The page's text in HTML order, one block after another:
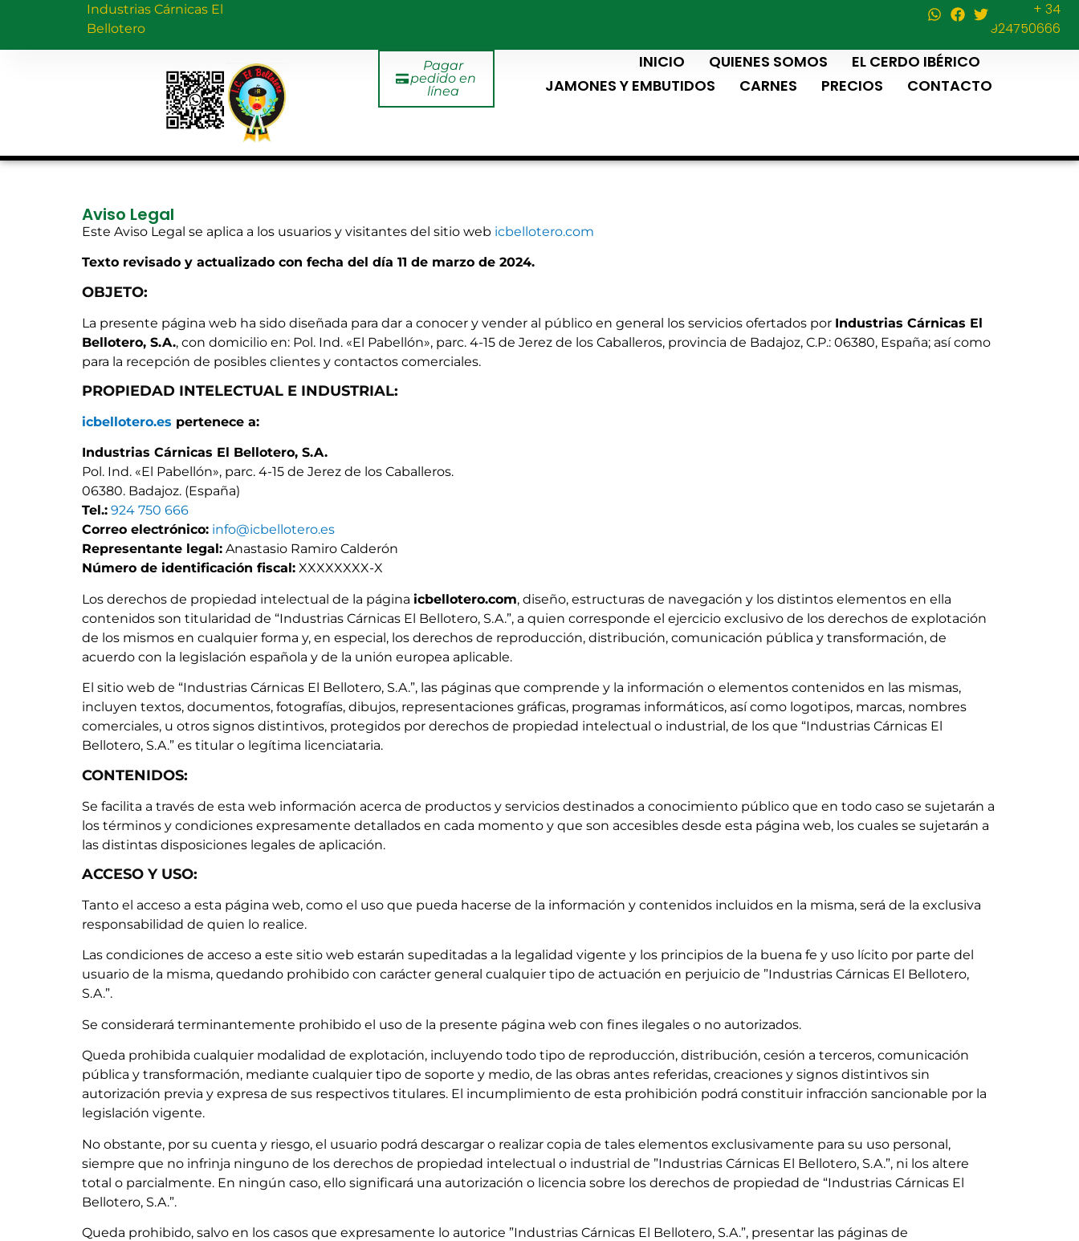
Industrias Cárnicas El
Bellotero
+ 34
924750666
Pagar
pedido en
línea
INICIO QUIENES SOMOS
EL CERDO IBÉRICO
JAMONES Y EMBUTIDOS
CARNES PRECIOS CONTACTO
Aviso Legal
Este Aviso Legal se aplica a los usuarios y visitantes del sitio web icbellotero.com
Texto revisado y actualizado con fecha del día 11 de marzo de 2024.
OBJETO:
La presente página web ha sido diseñada para dar a conocer y vender al público en general los servicios ofertados por Industrias Cárnicas El
Bellotero, S.A., con domicilio en: Pol. Ind. «El Pabellón», parc. 4-15 de Jerez de los Caballeros, provincia de Badajoz, C.P.: 06380, España; así como
para la recepción de posibles clientes y contactos comerciales.
PROPIEDAD INTELECTUAL E INDUSTRIAL:
icbellotero.es pertenece a:
Industrias Cárnicas El Bellotero, S.A.
Pol. Ind. «El Pabellón», parc. 4-15 de Jerez de los Caballeros.
06380. Badajoz. (España)
Tel.: 924 750 666
Correo electrónico: info@icbellotero.es
Representante legal: Anastasio Ramiro Calderón
Número de identificación fiscal: XXXXXXXX-X
Los derechos de propiedad intelectual de la página icbellotero.com, diseño, estructuras de navegación y los distintos elementos en ella
contenidos son titularidad de “Industrias Cárnicas El Bellotero, S.A.”, a quien corresponde el ejercicio exclusivo de los derechos de explotación
de los mismos en cualquier forma y, en especial, los derechos de reproducción, distribución, comunicación pública y transformación, de
acuerdo con la legislación española y de la unión europea aplicable.
El sitio web de “Industrias Cárnicas El Bellotero, S.A.”, las páginas que comprende y la información o elementos contenidos en las mismas,
incluyen textos, documentos, fotografías, dibujos, representaciones gráficas, programas informáticos, así como logotipos, marcas, nombres
comerciales, u otros signos distintivos, protegidos por derechos de propiedad intelectual o industrial, de los que “Industrias Cárnicas El
Bellotero, S.A.” es titular o legítima licenciataria.
CONTENIDOS:
Se facilita a través de esta web información acerca de productos y servicios destinados a conocimiento público que en todo caso se sujetarán a
los términos y condiciones expresamente detallados en cada momento y que son accesibles desde esta página web, los cuales se sujetarán a
las distintas disposiciones legales de aplicación.
ACCESO Y USO:
Tanto el acceso a esta página web, como el uso que pueda hacerse de la información y contenidos incluidos en la misma, será de la exclusiva
responsabilidad de quien lo realice.
Las condiciones de acceso a este sitio web estarán supeditadas a la legalidad vigente y los principios de la buena fe y uso lícito por parte del
usuario de la misma, quedando prohibido con carácter general cualquier tipo de actuación en perjuicio de ”Industrias Cárnicas El Bellotero,
S.A.”.
Se considerará terminantemente prohibido el uso de la presente página web con fines ilegales o no autorizados.
Queda prohibida cualquier modalidad de explotación, incluyendo todo tipo de reproducción, distribución, cesión a terceros, comunicación
pública y transformación, mediante cualquier tipo de soporte y medio, de las obras antes referidas, creaciones y signos distintivos sin
autorización previa y expresa de sus respectivos titulares. El incumplimiento de esta prohibición podrá constituir infracción sancionable por la
legislación vigente.
No obstante, por su cuenta y riesgo, el usuario podrá descargar o realizar copia de tales elementos exclusivamente para su uso personal,
siempre que no infrinja ninguno de los derechos de propiedad intelectual o industrial de ”Industrias Cárnicas El Bellotero, S.A.”, ni los altere
total o parcialmente. En ningún caso, ello significará una autorización o licencia sobre los derechos de propiedad de “Industrias Cárnicas El
Bellotero, S.A.”.
Queda prohibido, salvo en los casos que expresamente lo autorice ”Industrias Cárnicas El Bellotero, S.A.”, presentar las páginas de